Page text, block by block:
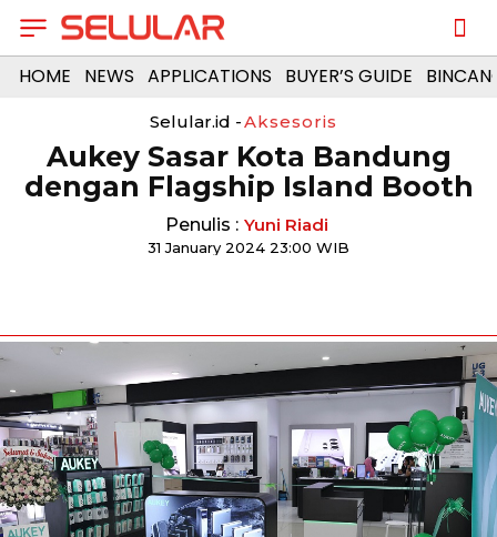
HOME NEWS APPLICATIONS BUYER’S GUIDE
Selular.id -Aksesoris
Aukey Sasar Kota Bandung
dengan Flagship Island Booth
Penulis : Yuni Riadi
31 January 2024 23:00 WIB